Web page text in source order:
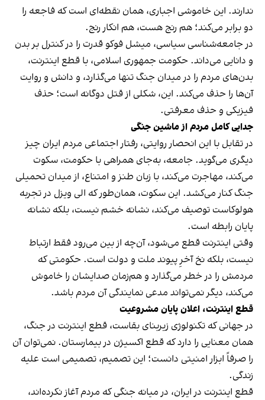
ندارند. این خاموشی اجباری، همان نقطه‌ای است که فاجعه را
دو برابر می‌کند؛ هم رنج هست، هم انکار رنج.
در جامعه‌شناسی سیاسی، میشل فوکو قدرت را در کنترل بر بدن
و دانایی می‌داند. حکومت جمهوری اسلامی، با قطع اینترنت،
بدن‌های مردم را در میدان جنگ تنها می‌گذارد، و دانش و روایت
آن‌ها را حذف می‌کند. این، شکلی از قتل دوگانه است؛ حذف
فیزیکی و حذف معرفتی.
جدایی کامل مردم از ماشین جنگی
در تقابل با این انحصار روایتی، رفتار اجتماعی مردم ایران چیز
دیگری می‌گوید. جامعه، به‌جای همراهی با حکومت، سکوت
می‌کند، مهاجرت می‌کند، با زبان طنز و امتناع، از میدان تحمیلی
جنگ کنار می‌کشد. این سکوت، همان‌طور که الی ویزل در تجربه
هولوکاست توصیف می‌کند، نشانه خشم نیست، بلکه نشانه
پایان رابطه است.
وقتی اینترنت قطع می‌شود، آن‌چه از بین می‌رود فقط ارتباط
نیست، بلکه نخ آخرِ پیوند ملت و دولت است. حکومتی که
مردمش را در خطر می‌گذارد و هم‌زمان صدایشان را خاموش
می‌کند، دیگر نمی‌تواند مدعی نمایندگی آن مردم باشد.
قطع اینترنت، اعلان پایان مشروعیت
در جهانی که تکنولوژی زیربنای بقاست، قطع اینترنت در جنگ،
همان معنایی را دارد که قطع اکسیژن در بیمارستان. نمی‌توان آن
را صرفاً ابزار امنیتی دانست؛ این تصمیم، تصمیمی است علیه
زندگی.
قطع اینترنت در ایران، در میانه جنگی که مردم آغاز نکرده‌اند،